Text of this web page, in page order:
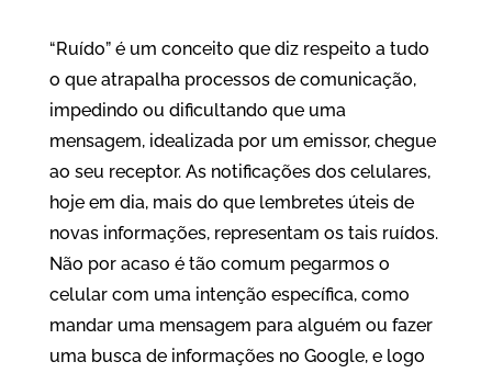
“Ruído” é um conceito que diz respeito a tudo
o que atrapalha processos de comunicação,
impedindo ou dificultando que uma
mensagem, idealizada por um emissor, chegue
ao seu receptor. As notificações dos celulares,
hoje em dia, mais do que lembretes úteis de
novas informações, representam os tais ruídos.
Não por acaso é tão comum pegarmos o
celular com uma intenção específica, como
mandar uma mensagem para alguém ou fazer
uma busca de informações no Google, e logo